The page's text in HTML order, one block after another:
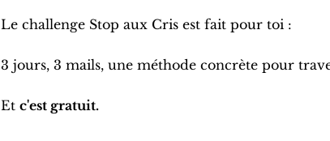
Le challenge Stop aux Cris est fait pour toi :
3 jours, 3 mails, une méthode concrète pour
Et c'est gratuit.